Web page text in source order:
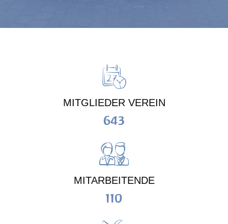
MITGLIEDER VEREIN
643
MITARBEITENDE
110